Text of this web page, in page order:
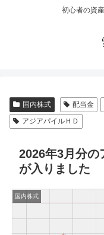
初心者の資
国内株式 配当金
アジアパイルＨＤ
2026年3月分の
が入りました
国内株式